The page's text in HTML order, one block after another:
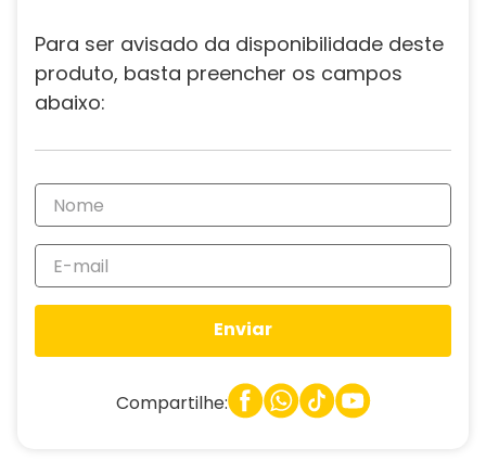
Para ser avisado da disponibilidade deste
produto, basta preencher os campos
abaixo:
Enviar
Compartilhe: